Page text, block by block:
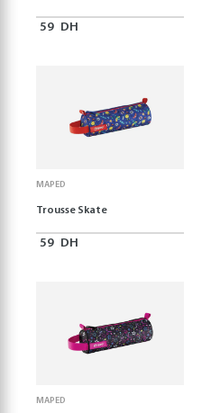
59 DH
MAPED
Trousse Skate
59 DH
MAPED